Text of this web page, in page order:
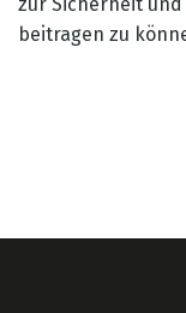
beitragen zu